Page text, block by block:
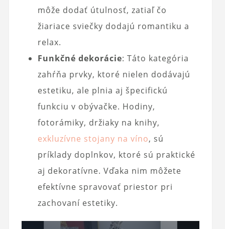
môže dodať útulnosť, zatiaľ čo
žiariace sviečky dodajú romantiku a
relax.
Funkčné dekorácie: Táto kategória
zahŕňa prvky, ktoré nielen dodávajú
estetiku, ale plnia aj špecifickú
funkciu v obývačke. Hodiny,
fotorámiky, držiaky na knihy,
exkluzívne stojany na víno, sú
príklady doplnkov, ktoré sú praktické
aj dekoratívne. Vďaka nim môžete
efektívne spravovať priestor pri
zachovaní estetiky.